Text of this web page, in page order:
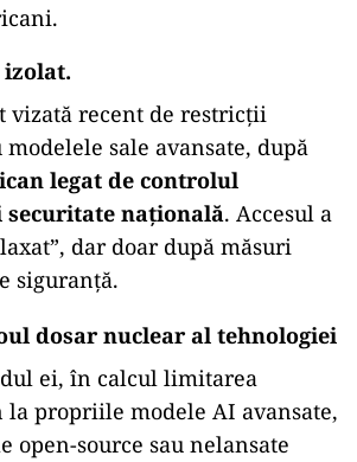
izolat.
vizată recent de restricții
sale avansate, după
legat de controlul
națională. Accesul a
dar doar după măsuri
siguranță.
dosar nuclear al tehnologiei
ei, în calcul limitarea
la propriile modele AI avansate,
open-source sau nelansate